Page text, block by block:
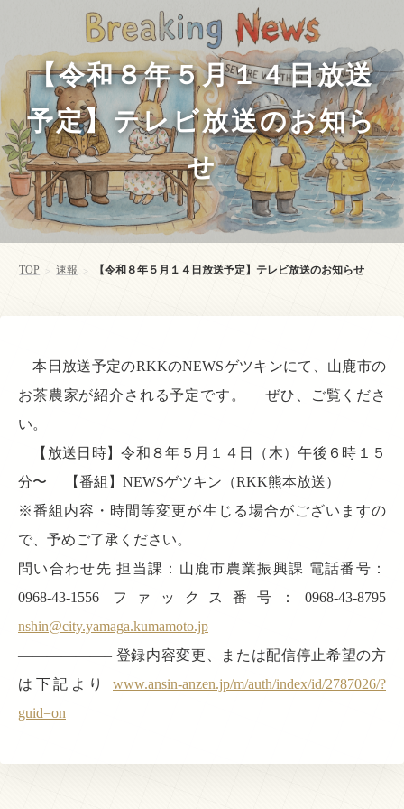
【令和８年５月１４日放送
予定】テレビ放送のお知ら
せ
TOP > 速報 > 【令和８年５月１４日放送予定】テレビ放送のお知らせ
本日放送予定のRKKのNEWSゲツキンにて、山鹿市の
お茶農家が紹介される予定です。 ぜひ、ご覧くださ
い。
【放送日時】令和８年５月１４日（木）午後６時１５
分〜 【番組】NEWSゲツキン（RKK熊本放送）
※番組内容・時間等変更が生じる場合がございますの
で、予めご了承ください。
問い合わせ先 担当課：山鹿市農業振興課 電話番号：
0968-43-1556 ファックス番号：0968-43-8795
nshin@city.yamaga.kumamoto.jp
——————– 登録内容変更、または配信停止希望の方
は下記より www.ansin-anzen.jp/m/auth/index/id/2787026/?
guid=on